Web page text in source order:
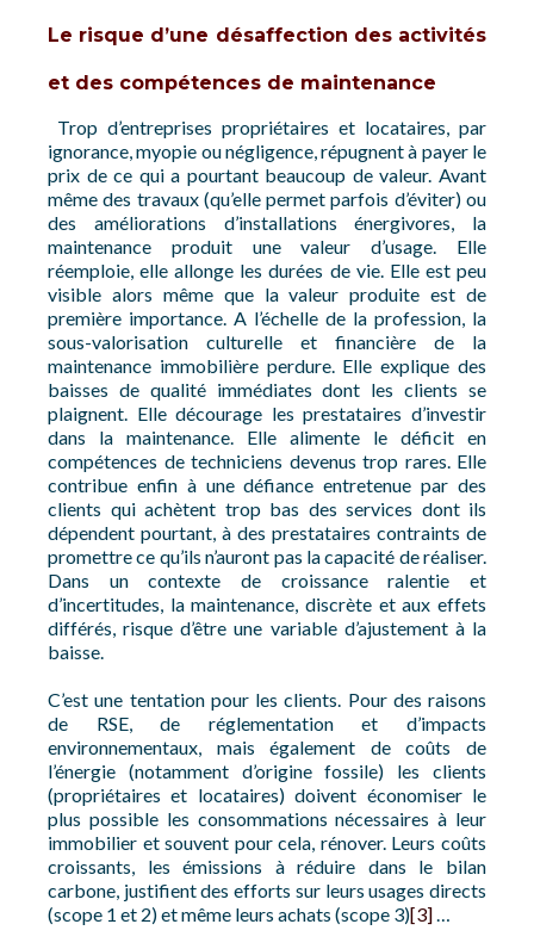
Le risque d’une désaffection des activités
et des compétences de maintenance
Trop d’entreprises propriétaires et locataires, par
ignorance, myopie ou négligence, répugnent à payer le
prix de ce qui a pourtant beaucoup de valeur. Avant
même des travaux (qu’elle permet parfois d’éviter) ou
des améliorations d’installations énergivores, la
maintenance produit une valeur d’usage. Elle
réemploie, elle allonge les durées de vie. Elle est peu
visible alors même que la valeur produite est de
première importance. A l’échelle de la profession, la
sous-valorisation culturelle et financière de la
maintenance immobilière perdure. Elle explique des
baisses de qualité immédiates dont les clients se
plaignent. Elle décourage les prestataires d’investir
dans la maintenance. Elle alimente le déficit en
compétences de techniciens devenus trop rares. Elle
contribue enfin à une défiance entretenue par des
clients qui achètent trop bas des services dont ils
dépendent pourtant, à des prestataires contraints de
promettre ce qu’ils n’auront pas la capacité de réaliser.
Dans un contexte de croissance ralentie et
d’incertitudes, la maintenance, discrète et aux effets
différés, risque d’être une variable d’ajustement à la
baisse.
C’est une tentation pour les clients. Pour des raisons
de RSE, de réglementation et d’impacts
environnementaux, mais également de coûts de
l’énergie (notamment d’origine fossile) les clients
(propriétaires et locataires) doivent économiser le
plus possible les consommations nécessaires à leur
immobilier et souvent pour cela, rénover. Leurs coûts
croissants, les émissions à réduire dans le bilan
carbone, justifient des efforts sur leurs usages directs
(scope 1 et 2) et même leurs achats (scope 3)[3]…